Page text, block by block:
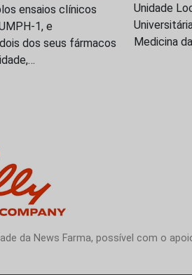
ensaios clínicos
1, e
dos seus fármacos
Unidade
Medicina
da News Farma, possível com o